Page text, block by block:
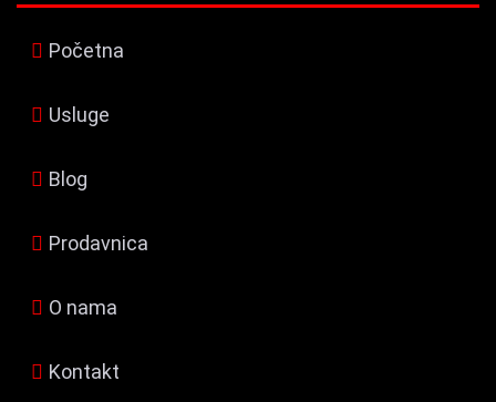
Početna
Usluge
Blog
Prodavnica
O nama
Kontakt